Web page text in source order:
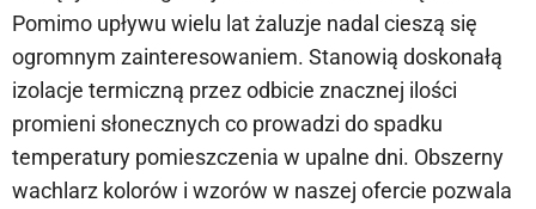
Pomimo upływu wielu lat żaluzje nadal cieszą się
ogromnym zainteresowaniem. Stanowią doskonałą
izolacje termiczną przez odbicie znacznej ilości
promieni słonecznych co prowadzi do spadku
temperatury pomieszczenia w upalne dni. Obszerny
wachlarz kolorów i wzorów w naszej ofercie pozwala